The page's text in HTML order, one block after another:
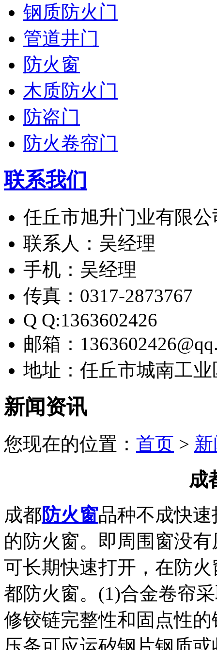
钢质防火门
管道井门
防火窗
木质防火门
防盗门
防火卷帘门
联系我们
任丘市旭升门业有限公
联系人：吴经理
手机：吴经理
传真：0317-2873767
Q Q:1363602426
邮箱：
地址：任丘市城南工业
新闻资讯
您现在的位置： 首页 >
成
成都防火窗品种不成快
的防火窗。即周围窗没
可长期快速打开，在防
都防火窗。(1)合金卷帘
修铰链完整性和固点性